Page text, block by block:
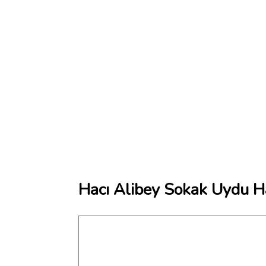
Hacı Alibey Sokak Uydu